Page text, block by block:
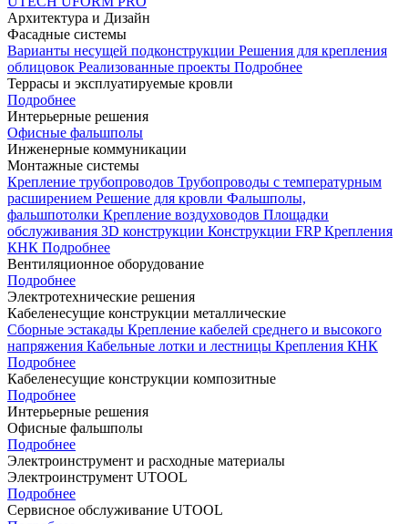
Архитектура и Дизайн
Фасадные системы
Варианты несущей подконструкции Решения для крепления
облицовок Реализованные проекты Подробнее
Террасы и эксплуатируемые кровли
Подробнее
Интерьерные решения
Офисные фальшполы
Инженерные коммуникации
Монтажные системы
Крепление трубопроводов Трубопроводы с температурным
расширением Решение для кровли Фальшполы,
фальшпотолки Крепление воздуховодов Площадки
обслуживания 3D конструкции Конструкции FRPКрепления
КНК Подробнее
Вентиляционное оборудование
Подробнее
Электротехнические решения
Кабеленесущие конструкции металлические
Сборные эстакады Крепление кабелей среднего и высокого
напряжения Кабельные лотки и лестницы Крепления КНК
Подробнее
Кабеленесущие конструкции композитные
Подробнее
Интерьерные решения
Офисные фальшполы
Подробнее
Электроинструмент и расходные материалы
Электроинструмент UTOOL
Подробнее
Сервисное обслуживание UTOOL